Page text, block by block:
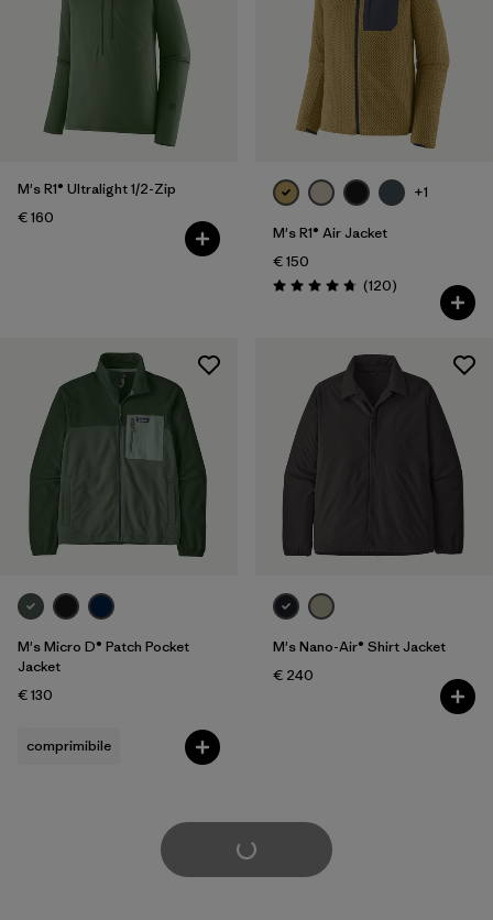
M's R1® Ultralight 1/2-Zip
€ 160
+1
M's R1® Air Jacket
€ 150
Valutazione: 4.7 / 5
(120Recensioni
)
M's Micro D® Patch Pocket
Jacket
€ 130
comprimibile
M's Nano-Air® Shirt Jacket
€ 240
Carica di più